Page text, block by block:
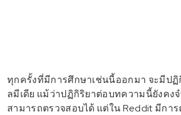
ทุกครั้งที่มีการศึกษาเช่นนี้ออกมา จะมีปฏิ
ลมีเดีย แม้ว่าปฏิกิริยาต่อบทความนี้ยังคง
สามารถตรวจสอบได้ แต่ใน Reddit มีการ